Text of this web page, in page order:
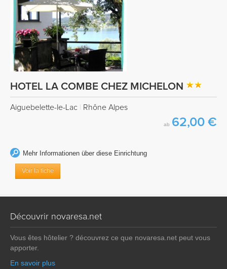
HOTEL LA COMBE CHEZ MICHELON
Aiguebelette-le-Lac Rhône Alpes
ab 62,00 €
Mehr Informationen über diese Einrichtung
Voir la fiche
Découvrir novaresa.net
Vous êtes hôtelier ? découvrez ce que novaresa.net peut vous
apporter.
En savoir plus